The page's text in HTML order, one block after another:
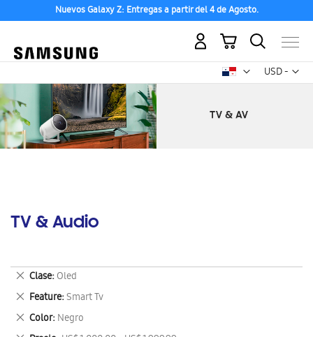
Nuevos Galaxy Z: Entregas a partir del 4 de Agosto.
USD -
dólar
Mi carrito
TV & Audio
Clase Oled
Eliminar
este
artículo
Feature Smart Tv
Eliminar
este
artículo
Color Negro
Eliminar
este